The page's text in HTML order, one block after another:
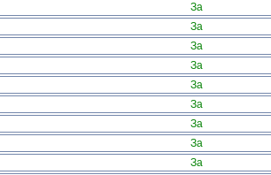
За
За
За
За
За
За
За
За
За